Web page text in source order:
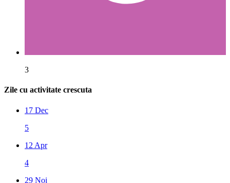
3
Zile cu activitate crescuta
17 Dec
5
12 Apr
4
29 Noi